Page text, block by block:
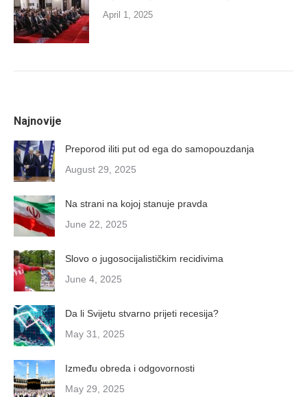
April 1, 2025
Najnovije
Preporod iliti put od ega do samopouzdanja
August 29, 2025
Na strani na kojoj stanuje pravda
June 22, 2025
Slovo o jugosocijalističkim recidivima
June 4, 2025
Da li Svijetu stvarno prijeti recesija?
May 31, 2025
Između obreda i odgovornosti
May 29, 2025